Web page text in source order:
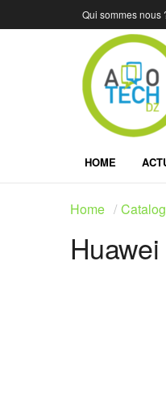
Qui sommes nous
HOME
Home